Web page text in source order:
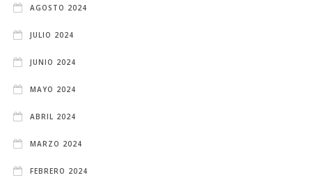
AGOSTO 2024
JULIO 2024
JUNIO 2024
MAYO 2024
ABRIL 2024
MARZO 2024
FEBRERO 2024